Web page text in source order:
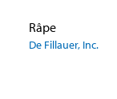
Râpe
De Fillauer, Inc.